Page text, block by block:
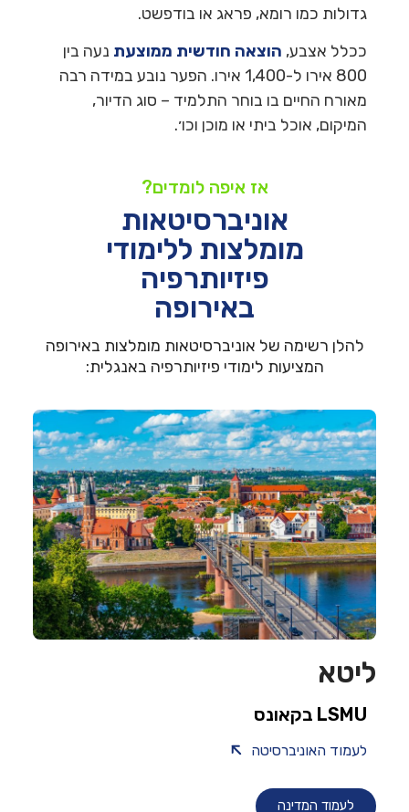
גדולות כמו רומא, פראג או בודפשט.
ככלל אצבע, הוצאה חודשית ממוצעת נעה בין
800 אירו ל-1,400 אירו. הפער נובע במידה רבה
מאורח החיים בו בוחר התלמיד – סוג הדיור,
המיקום, אוכל ביתי או מוכן וכו׳.
אז איפה לומדים?
אוניברסיטאות
מומלצות ללימודי
פיזיותרפיה
באירופה
להלן רשימה של אוניברסיטאות מומלצות באירופה
המציעות לימודי פיזיותרפיה באנגלית:
ליטא
LSMU בקאונס
לעמוד האוניברסיטה
לעמוד המדינה